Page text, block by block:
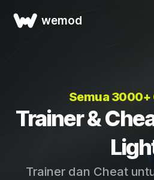
wemod
Semua 3000+
Trainer &
Trainer dan Cheat